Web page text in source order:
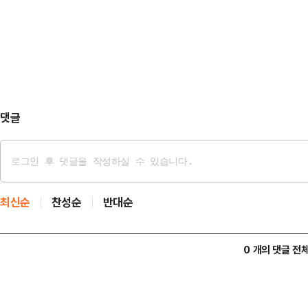
댓글
최신순 찬성순 반대순
0 개의 댓글 전